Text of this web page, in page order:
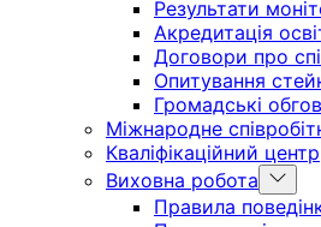
Результати
Акредитація
Договори про
Опитування
Громадські
Міжнародне
Кваліфікаційний центр
Виховна робота
Show
sub
menu
Правила